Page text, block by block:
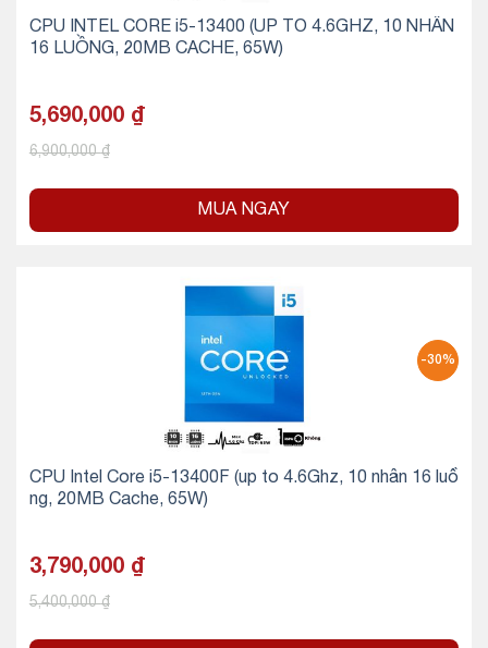
CPU INTEL CORE i5-13400 (UP TO 4.6GHZ, 10 NHÂN
16 LUỒNG, 20MB CACHE, 65W)
5,690,000 ₫
6,900,000₫
MUA NGAY
-30%
CPU Intel Core i5-13400F (up to 4.6Ghz, 10 nhân 16 luồ
ng, 20MB Cache, 65W)
3,790,000 ₫
5,400,000₫